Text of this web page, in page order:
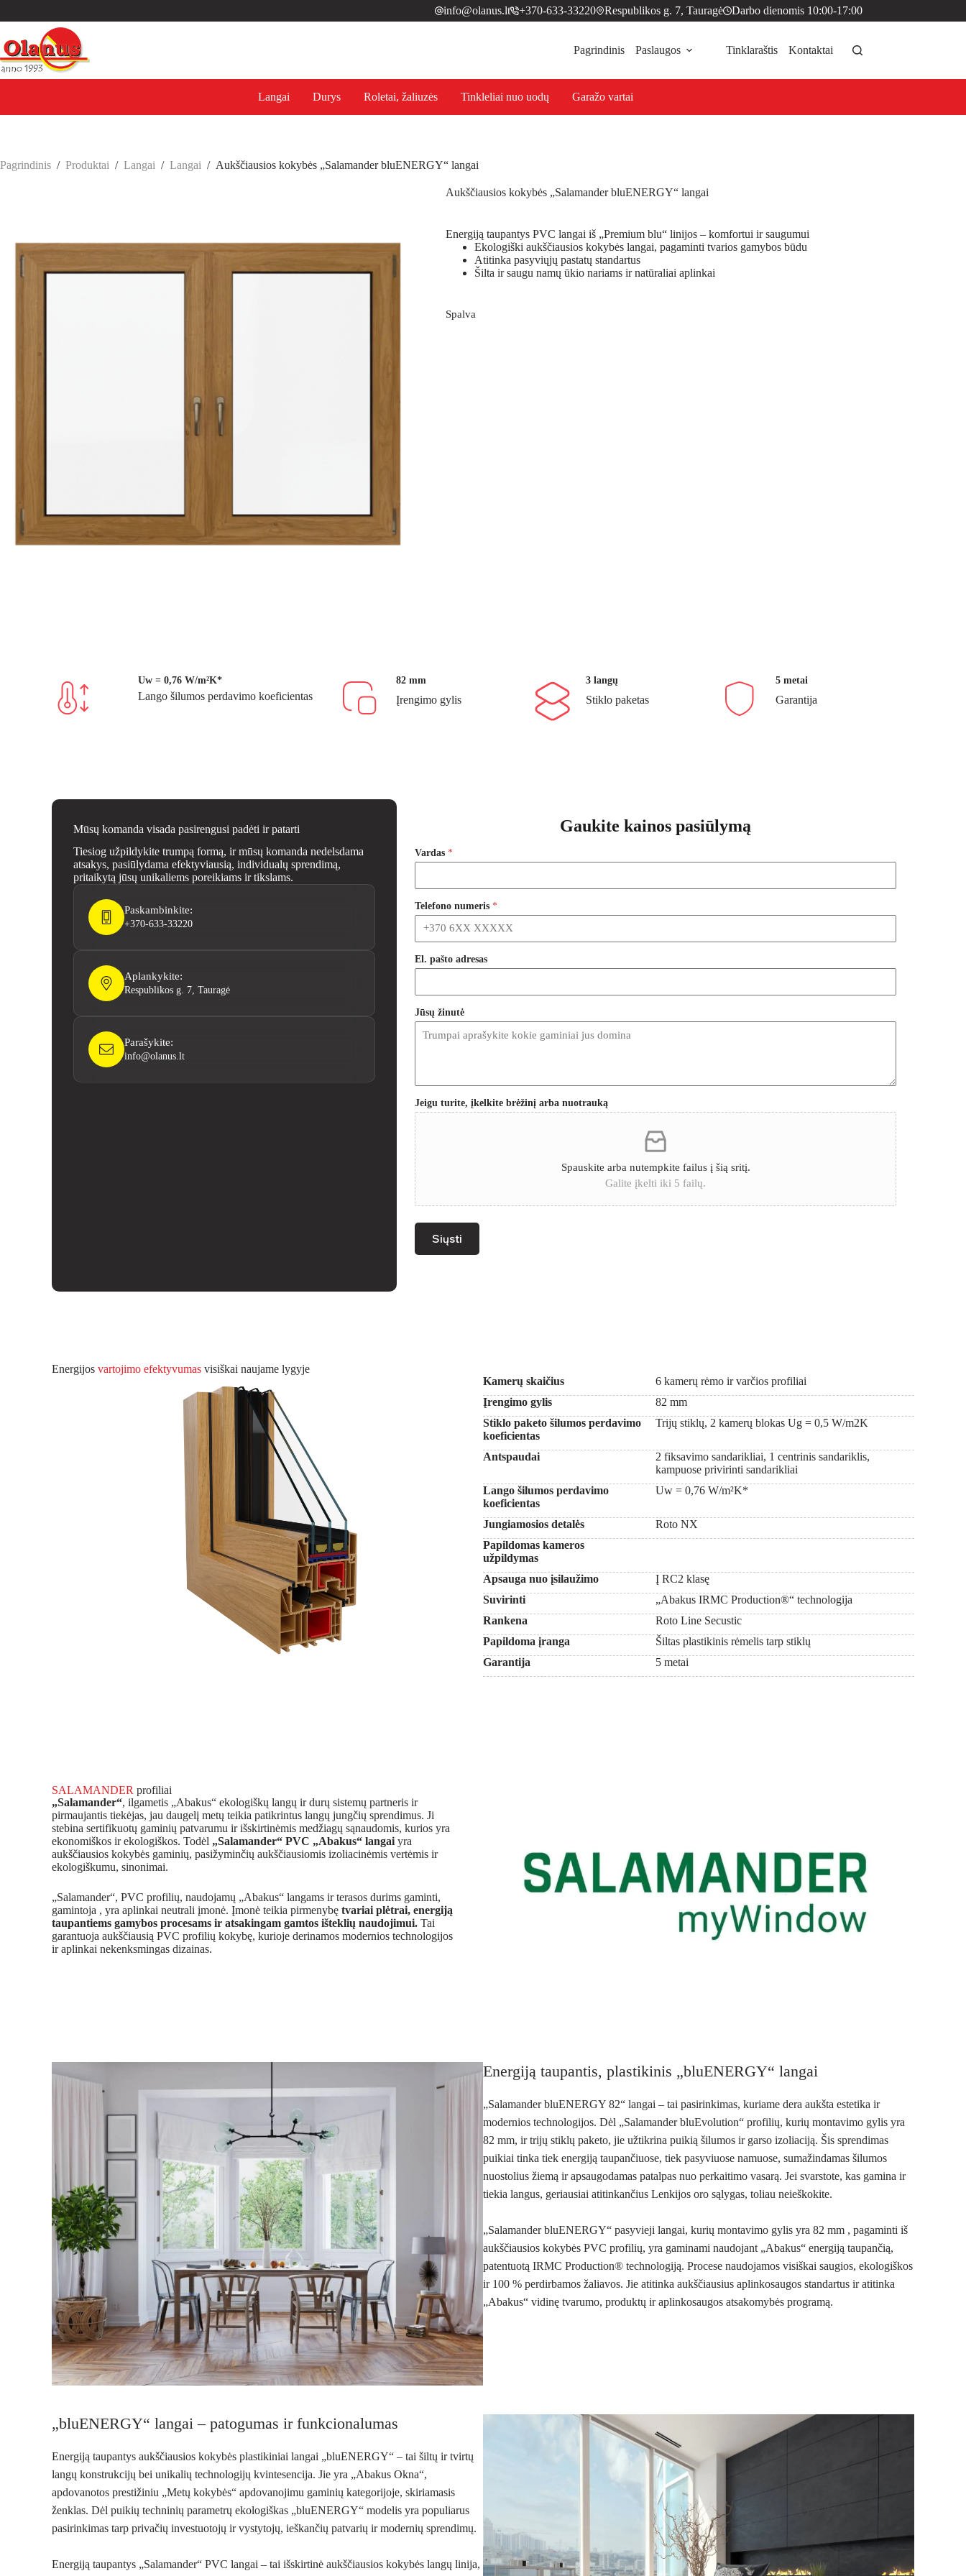
info@olanus.lt +370-633-33220 Respublikos g. 7, Tauragė Darbo dienomis 10:00-17:00
Pagrindinis Paslaugos Tinklaraštis Kontaktai
Langai Durys Roletai, žaliuzės Tinkleliai nuo uodų Garažo vartai
Pagrindinis / Produktai / Langai / Langai / Aukščiausios kokybės „Salamander bluENERGY“ langai
Aukščiausios kokybės „Salamander bluENERGY“ langai
Energiją taupantys PVC langai iš „Premium blu“ linijos – komfortui ir saugumui
Ekologiški aukščiausios kokybės langai, pagaminti tvarios gamybos būdu
Atitinka pasyviųjų pastatų standartus
Šilta ir saugu namų ūkio nariams ir natūraliai aplinkai
Spalva
Uw = 0,76 W/m²K*
Lango šilumos perdavimo koeficientas
82 mm
Įrengimo gylis
3 langų
Stiklo paketas
5 metai
Garantija
Mūsų komanda visada pasirengusi padėti ir patarti
Tiesiog užpildykite trumpą formą, ir mūsų komanda nedelsdama
atsakys, pasiūlydama efektyviausią, individualų sprendimą,
pritaikytą jūsų unikaliems poreikiams ir tikslams.
Paskambinkite:
+370-633-33220
Aplankykite:
Respublikos g. 7, Tauragė
Parašykite:
info@olanus.lt
Gaukite kainos pasiūlymą
Vardas *
Telefono numeris *
El. pašto adresas
Jūsų žinutė
Jeigu turite, įkelkite brėžinį arba nuotrauką
Spauskite arba nutempkite failus į šią sritį.
Galite įkelti iki 5 failų.
Siųsti
Energijos vartojimo efektyvumas visiškai naujame lygyje
Kamerų skaičius
6 kamerų rėmo ir varčios profiliai
Įrengimo gylis
82 mm
Stiklo paketo šilumos perdavimo
koeficientas
Trijų stiklų, 2 kamerų blokas Ug = 0,5 W/m2K
Antspaudai
2 fiksavimo sandarikliai, 1 centrinis sandariklis,
kampuose privirinti sandarikliai
Lango šilumos perdavimo
koeficientas
Uw = 0,76 W/m²K*
Jungiamosios detalės
Roto NX
Papildomas kameros
užpildymas
Apsauga nuo įsilaužimo
Į RC2 klasę
Suvirinti
„Abakus IRMC Production®“ technologija
Rankena
Roto Line Secustic
Papildoma įranga
Šiltas plastikinis rėmelis tarp stiklų
Garantija
5 metai
SALAMANDER profiliai
„Salamander“, ilgametis „Abakus“ ekologiškų langų ir durų sistemų partneris ir
pirmaujantis tiekėjas, jau daugelį metų teikia patikrintus langų jungčių sprendimus. Ji
stebina sertifikuotų gaminių patvarumu ir išskirtinėmis medžiagų sąnaudomis, kurios yra
ekonomiškos ir ekologiškos. Todėl „Salamander“ PVC „Abakus“ langai yra
aukščiausios kokybės gaminių, pasižyminčių aukščiausiomis izoliacinėmis vertėmis ir
ekologiškumu, sinonimai.
„Salamander“, PVC profilių, naudojamų „Abakus“ langams ir terasos durims gaminti,
gamintoja , yra aplinkai neutrali įmonė. Įmonė teikia pirmenybę tvariai plėtrai, energiją
taupantiems gamybos procesams ir atsakingam gamtos išteklių naudojimui. Tai
garantuoja aukščiausią PVC profilių kokybę, kurioje derinamos modernios technologijos
ir aplinkai nekenksmingas dizainas.
Energiją taupantis, plastikinis „bluENERGY“ langai
„Salamander bluENERGY 82“ langai – tai pasirinkimas, kuriame dera aukšta estetika ir
modernios technologijos. Dėl „Salamander bluEvolution“ profilių, kurių montavimo gylis yra
82 mm, ir trijų stiklų paketo, jie užtikrina puikią šilumos ir garso izoliaciją. Šis sprendimas
puikiai tinka tiek energiją taupančiuose, tiek pasyviuose namuose, sumažindamas šilumos
nuostolius žiemą ir apsaugodamas patalpas nuo perkaitimo vasarą. Jei svarstote, kas gamina ir
tiekia langus, geriausiai atitinkančius Lenkijos oro sąlygas, toliau neieškokite.
„Salamander bluENERGY“ pasyvieji langai, kurių montavimo gylis yra 82 mm , pagaminti iš
aukščiausios kokybės PVC profilių, yra gaminami naudojant „Abakus“ energiją taupančią,
patentuotą IRMC Production® technologiją. Procese naudojamos visiškai saugios, ekologiškos
ir 100 % perdirbamos žaliavos. Jie atitinka aukščiausius aplinkosaugos standartus ir atitinka
„Abakus“ vidinę tvarumo, produktų ir aplinkosaugos atsakomybės programą.
„bluENERGY“ langai – patogumas ir funkcionalumas
Energiją taupantys aukščiausios kokybės plastikiniai langai „bluENERGY“ – tai šiltų ir tvirtų
langų konstrukcijų bei unikalių technologijų kvintesencija. Jie yra „Abakus Okna“,
apdovanotos prestižiniu „Metų kokybės“ apdovanojimu gaminių kategorijoje, skiriamasis
ženklas. Dėl puikių techninių parametrų ekologiškas „bluENERGY“ modelis yra populiarus
pasirinkimas tarp privačių investuotojų ir vystytojų, ieškančių patvarių ir modernių sprendimų.
Energiją taupantys „Salamander“ PVC langai – tai išskirtinė aukščiausios kokybės langų linija,